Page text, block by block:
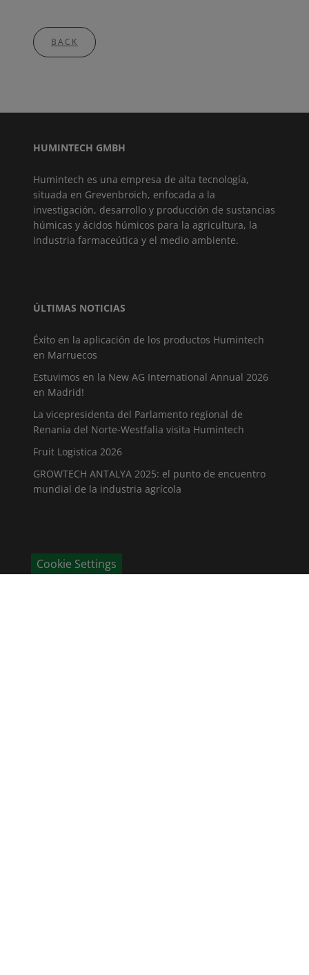
BACK
HUMINTECH GMBH
Humintech es una empresa de alta tecnología,
situada en Grevenbroich, enfocada a la
investigación, desarrollo y producción de sustancias
húmicas y ácidos húmicos para la agricultura, la
industria farmaceútica y el medio ambiente.
ÚLTIMAS NOTICIAS
Éxito en la aplicación de los productos Humintech
en Marruecos
Estuvimos en la New AG International Annual 2026
en Madrid!
La vicepresidenta del Parlamento regional de
Renania del Norte-Westfalia visita Humintech
Fruit Logistica 2026
GROWTECH ANTALYA 2025: el punto de encuentro
mundial de la industria agrícola
Cookie Settings